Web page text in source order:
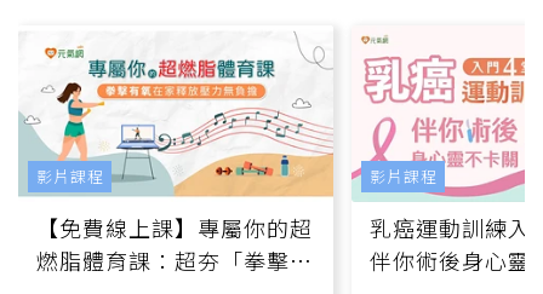
【免費線上課】專屬你的超
燃脂體育課：超夯「拳擊有
影片課程
乳癌運動訓練入
伴你術後身心靈
影片課程